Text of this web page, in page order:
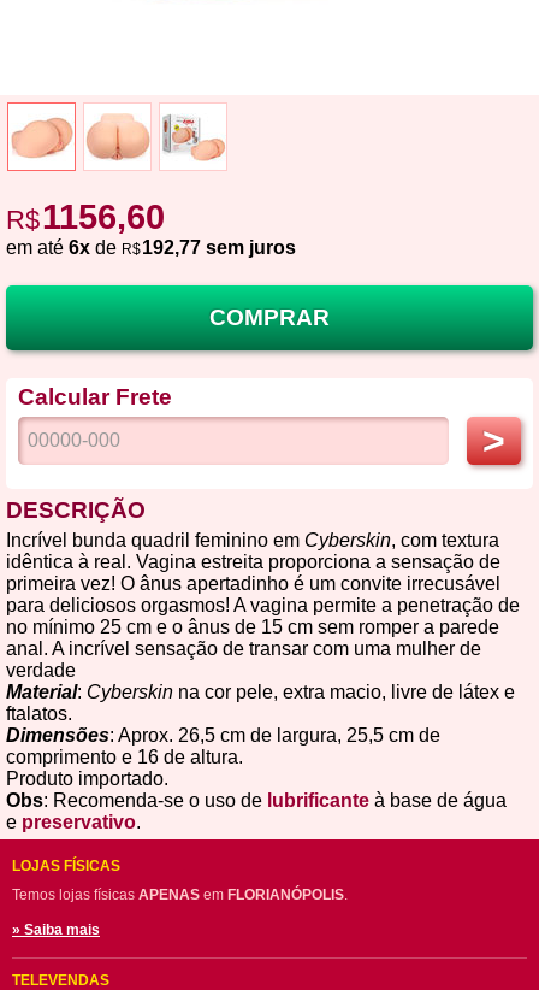
R$1156,60
em até 6x de R$192,77 sem juros
COMPRAR
Calcular Frete
>
DESCRIÇÃO
Incrível bunda quadril feminino em Cyberskin, com textura
idêntica à real. Vagina estreita proporciona a sensação de
primeira vez! O ânus apertadinho é um convite irrecusável
para deliciosos orgasmos! A vagina permite a penetração de
no mínimo 25 cm e o ânus de 15 cm sem romper a parede
anal. A incrível sensação de transar com uma mulher de
verdade
Material: Cyberskin na cor pele, extra macio, livre de látex e
ftalatos.
Dimensões: Aprox. 26,5 cm de largura, 25,5 cm de
comprimento e 16 de altura.
Produto importado.
Obs: Recomenda-se o uso de lubrificante à base de água
e preservativo.
LOJAS FÍSICAS
Temos lojas físicas APENAS em FLORIANÓPOLIS.
» Saiba mais
TELEVENDAS